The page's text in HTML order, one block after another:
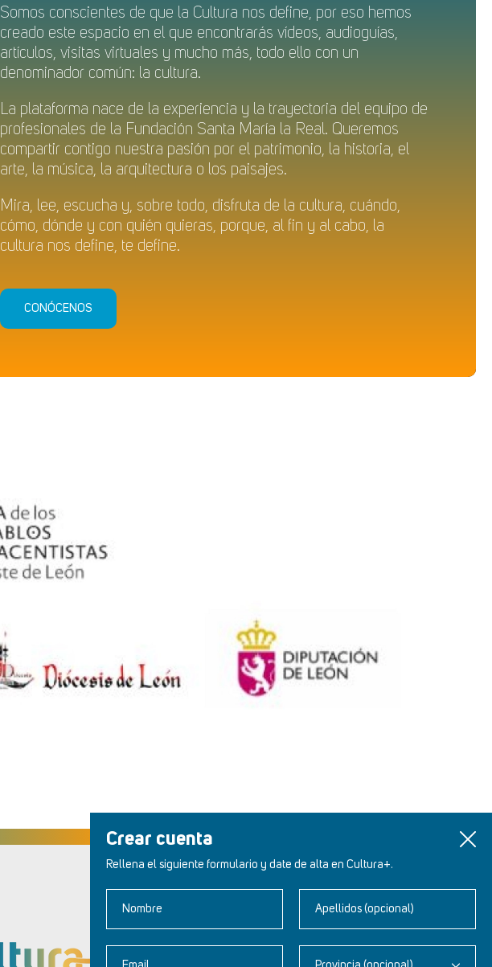
Crear cuenta
Rellena el siguiente formulario y date de alta en Cultura+.
Nombre Apellidos (opcional)
Somos conscientes de que la Cultura nos define, por eso hemos
creado este espacio en el que encontrarás vídeos, audioguías,
artículos, visitas virtuales y mucho más, todo ello con un
denominador común: la cultura.
La plataforma nace de la experiencia y la trayectoria del equipo de
profesionales de la Fundación Santa María la Real. Queremos
compartir contigo nuestra pasión por el patrimonio, la historia, el
arte, la música, la arquitectura o los paisajes.
Mira, lee, escucha y, sobre todo, disfruta de la cultura, cuándo,
cómo, dónde y con quién quieras, porque, al fin y al cabo, la
cultura nos define, te define.
CONÓCENOS